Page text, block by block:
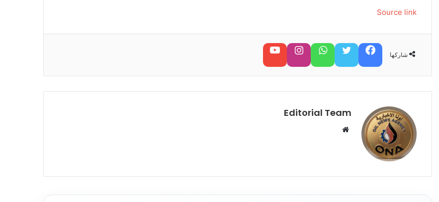
Source link
شاركها فيسبوك تويتر واتساب تابعنا على إنستغرام تابعنا على يوتيوب
Editorial Team
ا